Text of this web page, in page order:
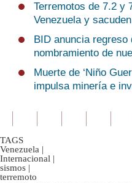
Terremotos de 7.2 y
Venezuela y
BID anuncia regreso
nombramiento de
Muerte de ‘Niño
impulsa minería e
TAGS
Venezuela |
Internacional |
sismos |
terremoto